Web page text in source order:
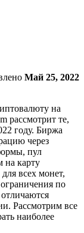
Май 25, 2022
на
рассмотрит те,
году. Биржа
через
пул
на карту
всех монет,
по
Рассмотрим все
наиболее